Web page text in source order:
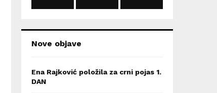
Nove objave
Ena Rajković položila za crni pojas 1.
DAN